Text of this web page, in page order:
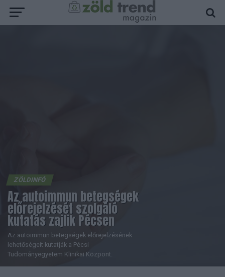
ZÖLDINFÓ
Az autoimmun betegségek
előrejelzését szolgáló
kutatás zajlik Pécsen
Az autoimmun betegségek előrejelzésének
lehetőségeit kutatják a Pécsi
Tudományegyetem Klinikai Központ.